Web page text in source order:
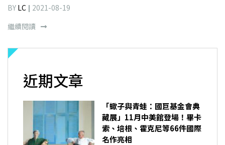
BY LC
2021-08-19
繼續閱讀
近期文章
「蠍子與青蛙：國巨基金會典
藏展」11月中美館登場！畢卡
索、培根、霍克尼等66件國際
名作亮相